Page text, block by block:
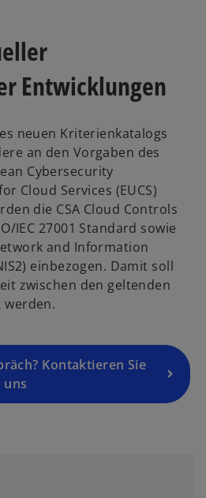
Entwicklungen
neuen Kriterienkatalogs
an den Vorgaben des
Cybersecurity
Cloud Services (EUCS)
die CSA Cloud Controls
IEC 27001 Standard sowie
and Information
einbezogen. Damit soll
zwischen den geltenden
Kontaktieren Sie
uns